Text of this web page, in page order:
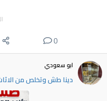
0
ابو سعودي
دينا طش وتخلص من الاثاث